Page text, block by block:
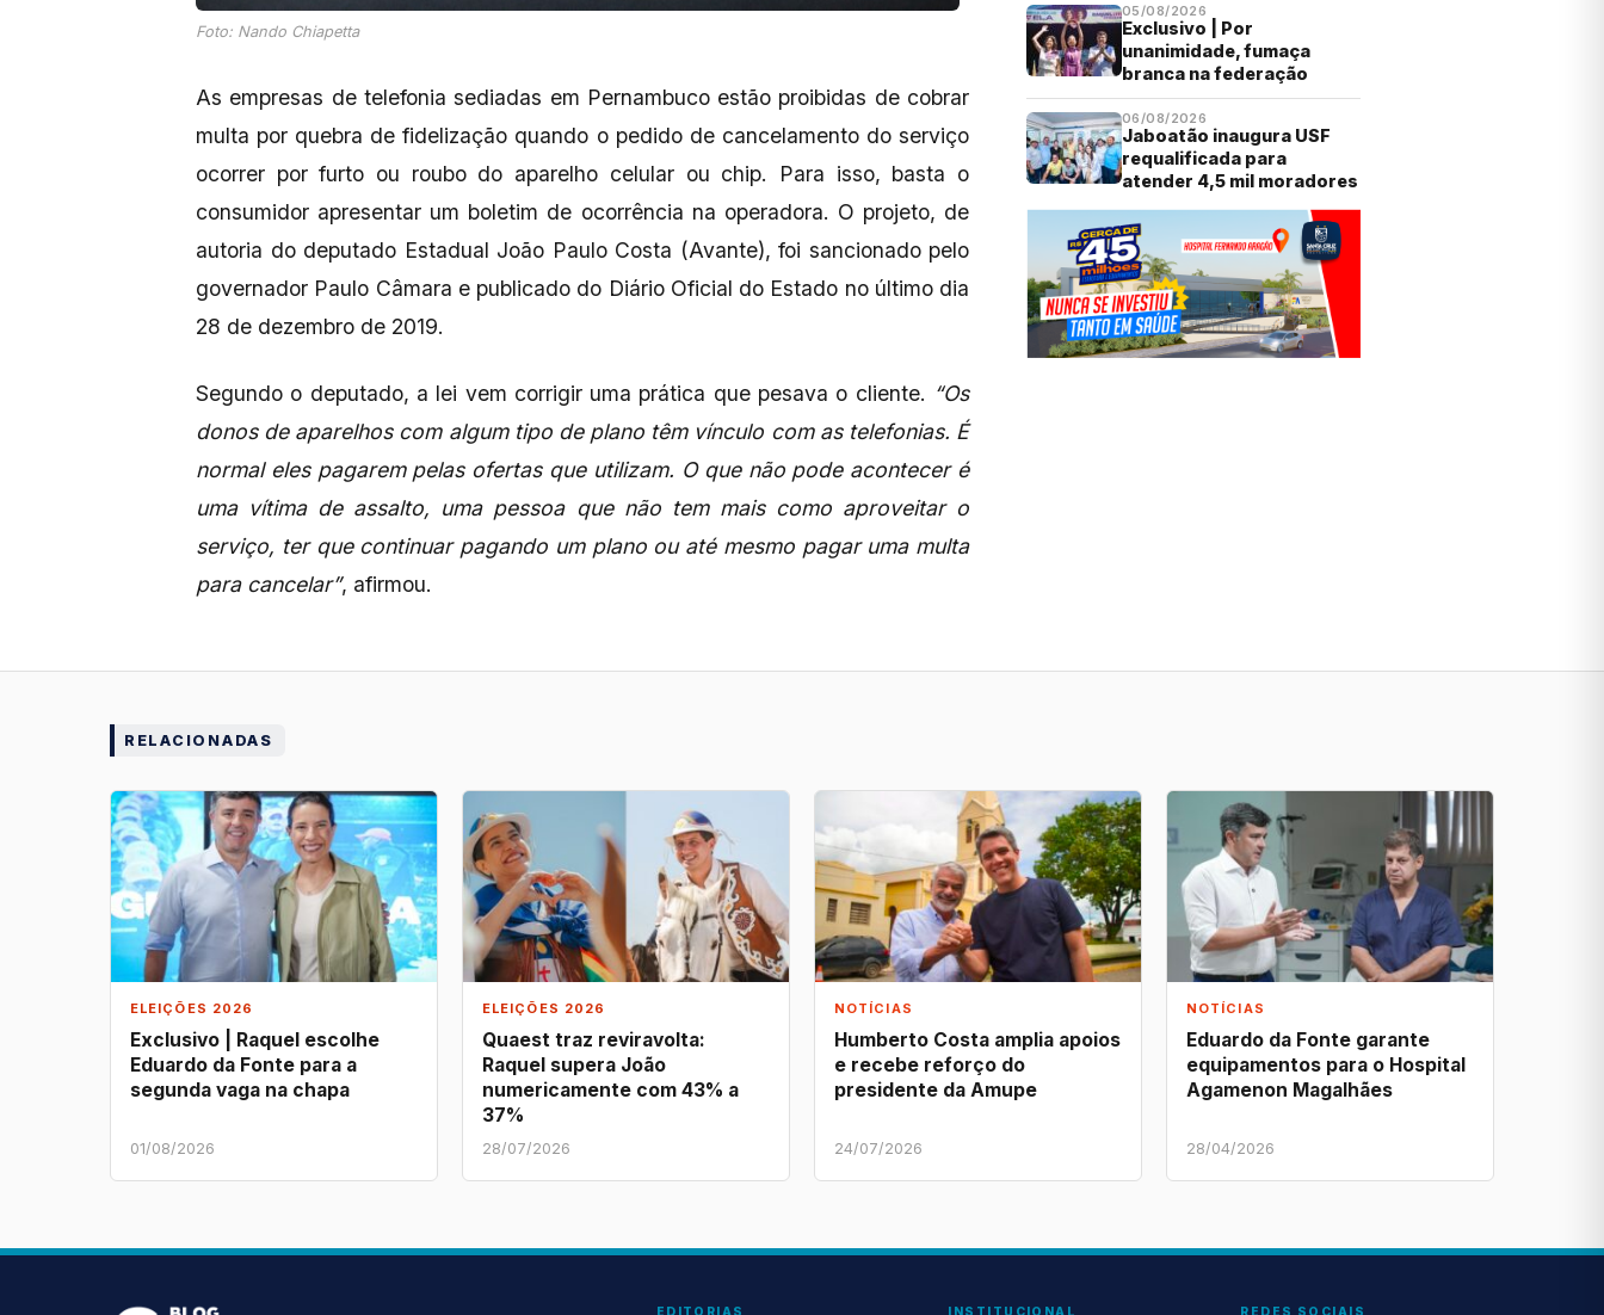
Foto: Nando Chiapetta
As empresas de telefonia sediadas em Pernambuco estão proibidas de cobrar
multa por quebra de fidelização quando o pedido de cancelamento do serviço
ocorrer por furto ou roubo do aparelho celular ou chip. Para isso, basta o
consumidor apresentar um boletim de ocorrência na operadora. O projeto, de
autoria do deputado Estadual João Paulo Costa (Avante), foi sancionado pelo
governador Paulo Câmara e publicado do Diário Oficial do Estado no último dia
28 de dezembro de 2019.
Segundo o deputado, a lei vem corrigir uma prática que pesava o cliente. “Os
donos de aparelhos com algum tipo de plano têm vínculo com as telefonias. É
normal eles pagarem pelas ofertas que utilizam. O que não pode acontecer é
uma vítima de assalto, uma pessoa que não tem mais como aproveitar o
serviço, ter que continuar pagando um plano ou até mesmo pagar uma multa
para cancelar”, afirmou.
05/08/2026
Exclusivo | Por
unanimidade, fumaça
branca na federação
06/08/2026
Jaboatão inaugura USF
requalificada para
atender 4,5 mil moradores
RELACIONADAS
ELEIÇÕES 2026
Exclusivo | Raquel escolhe
Eduardo da Fonte para a
segunda vaga na chapa
01/08/2026
ELEIÇÕES 2026
Quaest traz reviravolta:
Raquel supera João
numericamente com 43% a
37%
28/07/2026
NOTÍCIAS
Humberto Costa amplia apoios
e recebe reforço do
presidente da Amupe
24/07/2026
NOTÍCIAS
Eduardo da Fonte garante
equipamentos para o Hospital
Agamenon Magalhães
28/04/2026